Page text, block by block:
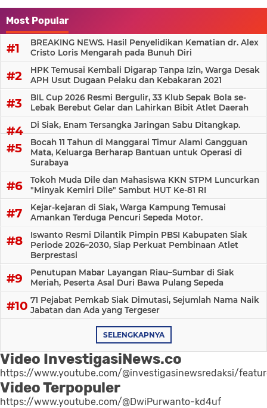
Most Popular
BREAKING NEWS. Hasil Penyelidikan Kematian dr. Alex
Cristo Loris Mengarah pada Bunuh Diri
HPK Temusai Kembali Digarap Tanpa Izin, Warga Desak
APH Usut Dugaan Pelaku dan Kebakaran 2021
BIL Cup 2026 Resmi Bergulir, 33 Klub Sepak Bola se-
Lebak Berebut Gelar dan Lahirkan Bibit Atlet Daerah
Di Siak, Enam Tersangka Jaringan Sabu Ditangkap.
Bocah 11 Tahun di Manggarai Timur Alami Gangguan
Mata, Keluarga Berharap Bantuan untuk Operasi di
Surabaya
Tokoh Muda Dile dan Mahasiswa KKN STPM Luncurkan
"Minyak Kemiri Dile" Sambut HUT Ke-81 RI
Kejar-kejaran di Siak, Warga Kampung Temusai
Amankan Terduga Pencuri Sepeda Motor.
Iswanto Resmi Dilantik Pimpin PBSI Kabupaten Siak
Periode 2026–2030, Siap Perkuat Pembinaan Atlet
Berprestasi
Penutupan Mabar Layangan Riau–Sumbar di Siak
Meriah, Peserta Asal Duri Bawa Pulang Sepeda
71 Pejabat Pemkab Siak Dimutasi, Sejumlah Nama Naik
Jabatan dan Ada yang Tergeser
SELENGKAPNYA
Video InvestigasiNews.co
https://www.youtube.com/@investigasinewsredaksi/
Video Terpopuler
https://www.youtube.com/@DwiPurwanto-kd4uf